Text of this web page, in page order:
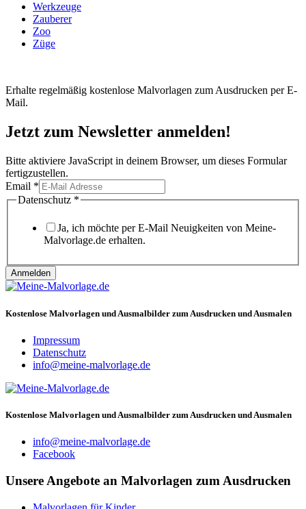
Werkzeuge
Zauberer
Zoo
Züge
Erhalte regelmäßig kostenlose Malvorlagen zum Ausdrucken per E-
Mail.
Jetzt zum Newsletter anmelden!
Bitte aktiviere JavaScript in deinem Browser, um dieses Formular
fertigzustellen.
Email *
EmailDatenschutz *
Ja, ich möchte per E-Mail Neuigkeiten von Meine-
Malvorlage.de erhalten.
Anmelden
Kostenlose Malvorlagen und Ausmalbilder zum Ausdrucken und Ausmalen
Impressum
Datenschutz
info@meine-malvorlage.de
Kostenlose Malvorlagen und Ausmalbilder zum Ausdrucken und Ausmalen
info@meine-malvorlage.de
Facebook
Unsere Angebote an Malvorlagen zum Ausdrucken